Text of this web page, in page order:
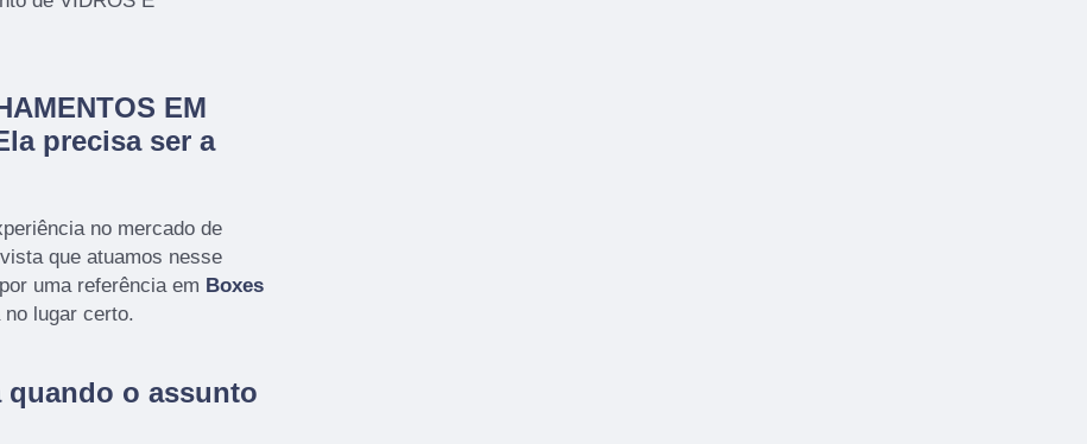
EM
precisa ser a
no mercado de
que atuamos nesse
uma referência em Boxes
lugar certo.
quando o assunto